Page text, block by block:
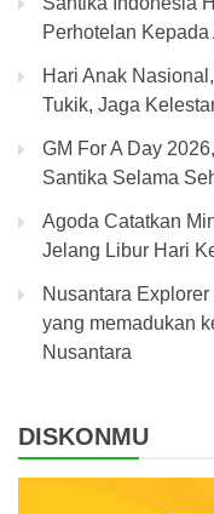
Perhotelan
Hari Anak
Tukik, Jaga
GM For A Day
Santika Selama
Agoda Catatkan
Jelang Libur Hari
Nusantara
yang memadukan
Nusantara
DISKONMU